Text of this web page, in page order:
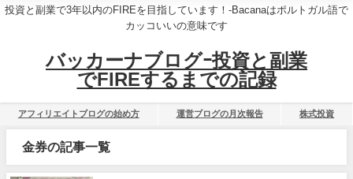
投資と副業で3年以内のFIREを目指しています！-Bacanaはポルトガル語で
カッコいいの意味です
バッカーナブログｰ投資と副業
でFIREするまでの記録
アフィリエイトブログの始め方 運営ブログの月次報告 株式投資
金券の記事一覧